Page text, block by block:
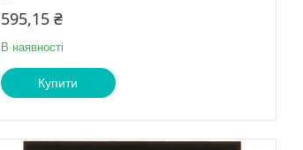
595,15 ₴
В наявності
Купити